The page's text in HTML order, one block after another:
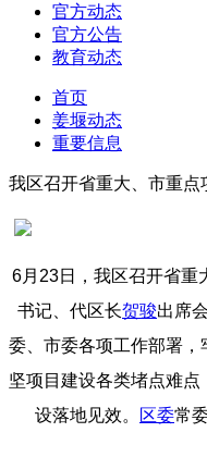
官方动态
官方公告
教育动态
首页
姜堰动态
重要信息
我区召开省重大、市重点
6月23日，我区召开省重
书记、代区长贺骏出席
委、市委各项工作部署
坚项目建设各类堵点难
设落地见效。
区委常